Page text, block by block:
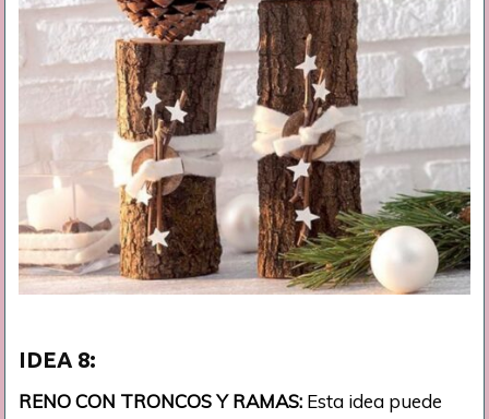
IDEA 8:
RENO CON TRONCOS Y RAMAS: Esta idea puede